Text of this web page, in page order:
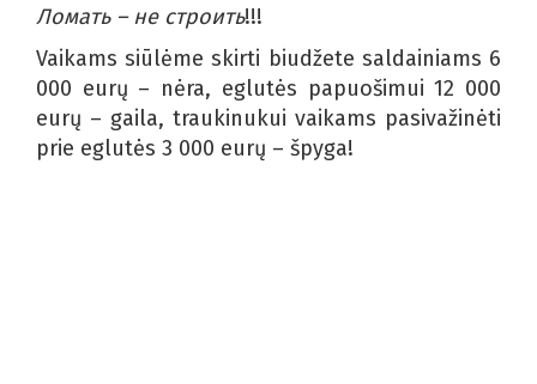
Ломать – не строить!!!
Vaikams siūlėme skirti biudžete saldainiams 6
000 eurų – nėra, eglutės papuošimui 12 000
eurų – gaila, traukinukui vaikams pasivažinėti
prie eglutės 3 000 eurų – špyga!